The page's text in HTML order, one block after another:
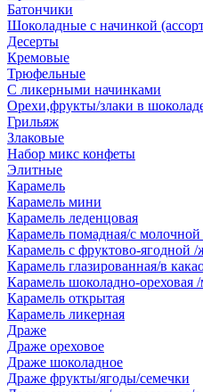
Батончики
Шоколадные с начинкой
Десерты
Кремовые
Трюфельные
С ликерными начинками
Орехи,фрукты/злаки в
Грильяж
Злаковые
Набор микс конфеты
Элитные
Карамель
Карамель мини
Карамель леденцовая
Карамель помадная/с молочной
Карамель с фруктово-ягодной
Карамель глазированная/в
Карамель шоколадно-ореховая
Карамель открытая
Карамель ликерная
Драже
Драже ореховое
Драже шоколадное
Драже фрукты/ягоды/семечки